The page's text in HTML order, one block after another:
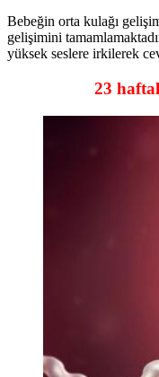
Bebeğin orta kulağı
gelişimini
yüksek seslere irkilerek
23